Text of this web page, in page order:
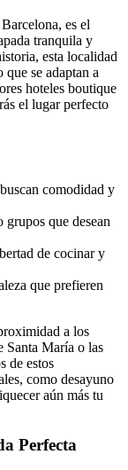
es el
tranquila y
esta localidad
se adaptan a
hoteles boutique
el lugar perfecto
comodidad y
grupos que desean
de cocinar y
que prefieren
a los
Santa María o las
de estos
como desayuno
aún más tu
Perfecta